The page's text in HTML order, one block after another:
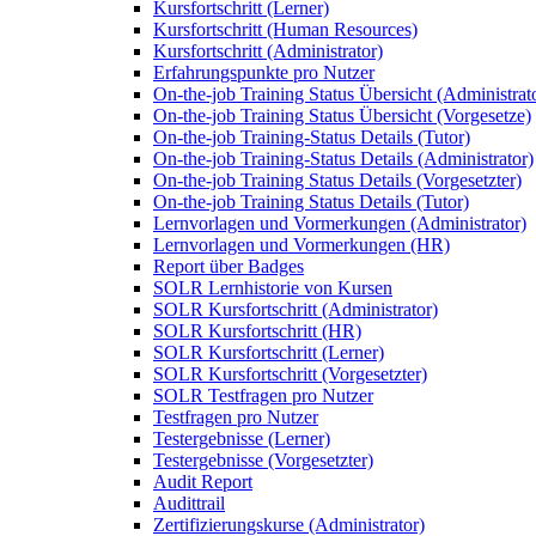
Kursfortschritt (Lerner)
Kursfortschritt (Human Resources)
Kursfortschritt (Administrator)
Erfahrungspunkte pro Nutzer
On-the-job Training Status Übersicht
On-the-job Training Status Übersicht (Vorgesetze)
On-the-job Training-Status Details (Tutor)
On-the-job Training-Status Details (Administrator)
On-the-job Training Status Details (Vorgesetzter)
On-the-job Training Status Details (Tutor)
Lernvorlagen und Vormerkungen (Administrator)
Lernvorlagen und Vormerkungen (HR)
Report über Badges
SOLR Lernhistorie von Kursen
SOLR Kursfortschritt (Administrator)
SOLR Kursfortschritt (HR)
SOLR Kursfortschritt (Lerner)
SOLR Kursfortschritt (Vorgesetzter)
SOLR Testfragen pro Nutzer
Testfragen pro Nutzer
Testergebnisse (Lerner)
Testergebnisse (Vorgesetzter)
Audit Report
Audittrail
Zertifizierungskurse (Administrator)